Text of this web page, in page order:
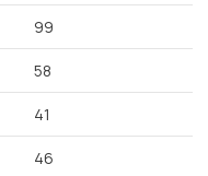
99
58
41
46